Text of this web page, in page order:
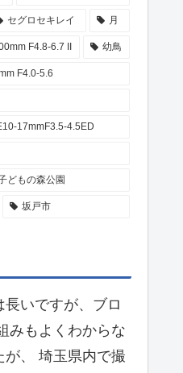
セグロセキレイ 月
F4.8-6.7 II 幼鳥
F4.0-5.6
17mmF3.5-4.5ED
どもの森公園
坂戸市
いですが、ブロ
みもよくわからな
が、 埼玉県内で撮